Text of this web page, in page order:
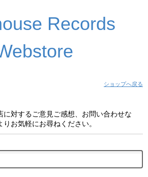
Records
ショップへ戻る
に対するご意見ご感想、お問い合わせな
お気軽にお尋ねください。